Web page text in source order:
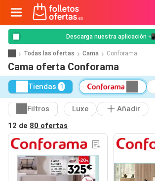
Descarga nuestra aplicación 📲
Todas las ofertas Cama Conforama
Cama oferta Conforama
Tiendas 1
Filtros Luxe
Añadir
12 de 80 ofertas